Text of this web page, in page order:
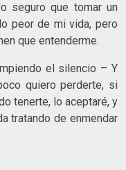
seguro que tomar un
peor de mi vida, pero
que entenderme.
el silencio – Y
quiero perderte, si
tenerte, lo aceptaré, y
tratando de enmendar